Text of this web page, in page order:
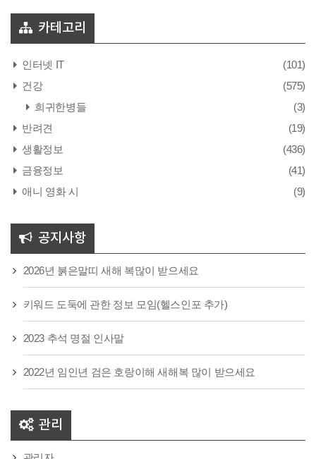
카테고리
인터넷 IT
(101)
건강
(575)
희귀한병들
(3)
반려견
(19)
생활정보
(436)
금융정보
(41)
애니 영화 시
(9)
공지사항
2026년 붉은말띠 새해 복많이 받으세요
키워드 도둑에 관한 정보 모임(헬스인포 추가)
2023 추석 명절 인사말
2022년 임인년 검은 호랑이해 새해복 많이 받으세요
관리